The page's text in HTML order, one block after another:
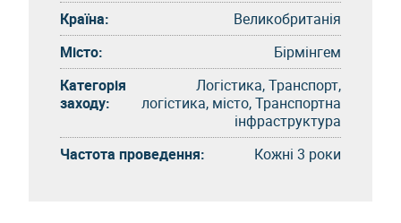
Країна:
Великобританія
Місто:
Бірмінгем
Категорія
заходу:
Логістика, Транспорт,
логістика, місто, Транспортна
інфраструктура
Частота проведення:
Кожні 3 роки